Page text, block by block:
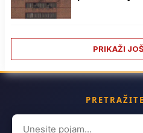
PRIKAŽI
Search